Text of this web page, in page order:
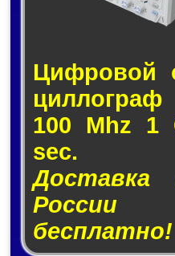
Циф­ро­вой
цил­лог­раф
100 Mhz 1
sec.
Доставка
бесплатно!